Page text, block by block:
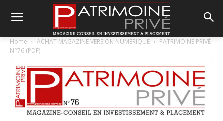
Home ACHAT MAGAZINE VERSION NUMÉRIQUE
PATRIMOINE PRIVÉ
N°76 (PDF)